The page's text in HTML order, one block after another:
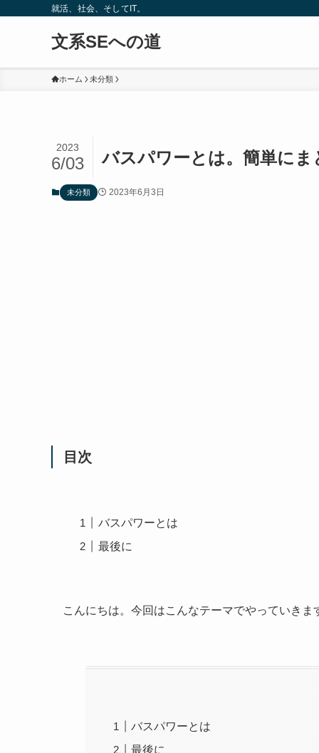
就活、社会、そしてIT。
文系SEへの道
ホーム 未分類
バスパワーとは。簡単にま
2023
6/03
未分類 2023年6月3日
目次
バスパワーとは
最後に
こんにちは。今回はこんなテーマでやっていきま
バスパワーとは
最後に